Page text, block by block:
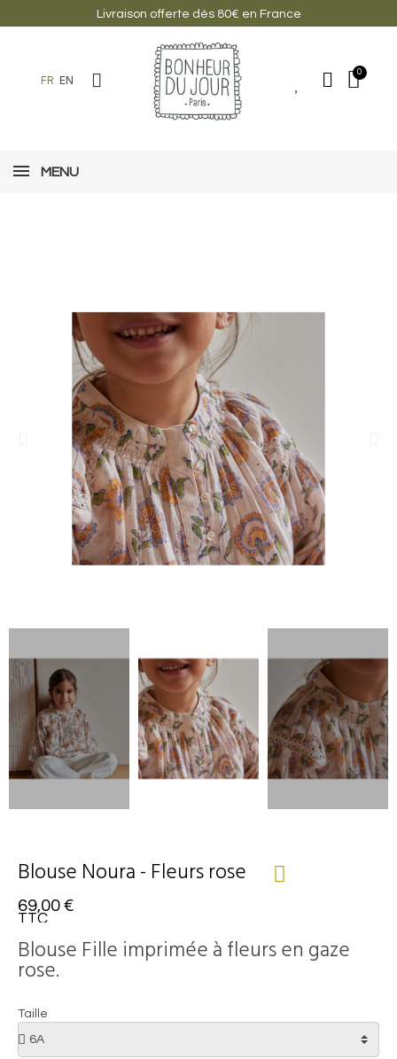
Livraison offerte dès 80€ en France
FR EN
MENU
Blouse Noura - Fleurs rose
69,00 €
TTC
Blouse Fille imprimée à fleurs en gaze
rose.
Taille